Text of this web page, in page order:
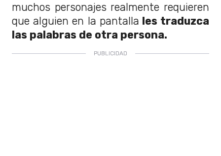
muchos personajes realmente requieren
que alguien en la pantalla les traduzca
las palabras de otra persona.